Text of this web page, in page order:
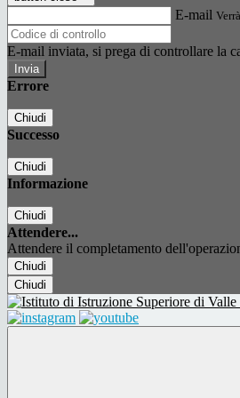
E-mail
E-mail inviata, si prega di controllare la
Errore
Chiudi
Successo
Chiudi
Informazione
Chiudi
Attendere...
Attendere il completamento
Chiudi
Chiudi